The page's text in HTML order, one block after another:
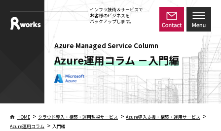
インフラ技術＆サービスで
お客様のビジネスを
バックアップします。
Azure Managed Service Column
Azure運用コラム －入門編
HOME > クラウド導入・構築・運用監視サービス > Azure導入支援・構築・運用サービス >
Azure運用コラム > 入門編